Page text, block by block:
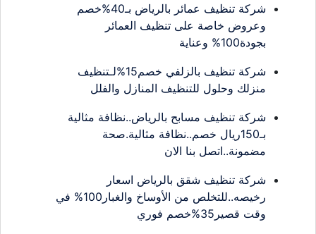
شركة تنظيف عمائر بالرياض بـ40%خصم
وعروض خاصة على تنظيف العمائر
بجودة100% وعناية
شركة تنظيف بالزلفي خصم15%لـتنظيف
منزلك وحلول للتنظيف المنازل والفلل
شركة تنظيف مسابح بالرياض..نظافة مثالية
بـ150ريال خصم..نظافة مثالية.صحة
مضمونة..اتصل بنا الان
شركة تنظيف شقق بالرياض اسعار
رخيصه..للتخلص من الأوساخ والغبار100% في
وقت قصير35%خصم فوري